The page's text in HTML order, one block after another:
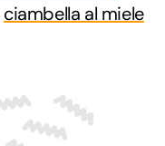
ciambella al miele